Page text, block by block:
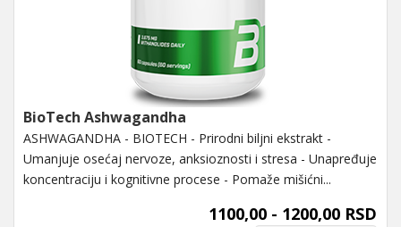
BioTech Ashwagandha
ASHWAGANDHA - BIOTECH - Prirodni biljni ekstrakt -
Umanjuje osećaj nervoze, anksioznosti i stresa - Unapređuje
koncentraciju i kognitivne procese - Pomaže mišićni...
1100,00 - 1200,00 RSD